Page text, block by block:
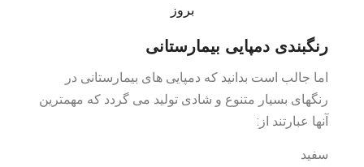
رنگبندی دمپایی بیمارستانی
اما جالب است بدانید که دمپایی های بیمارستانی در
رنگهای بسیار متنوع و شادی تولید می گردد که مهمترین
آنها عبارتند از:
سفید